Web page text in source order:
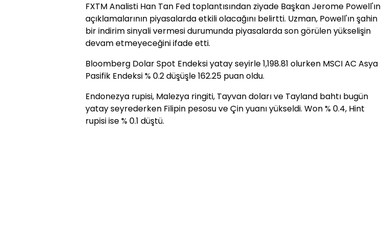
FXTM Analisti Han Tan Fed toplantısından ziyade Başkan Jerome Powell'ın
açıklamalarının piyasalarda etkili olacağını belirtti. Uzman, Powell'ın şahin
bir indirim sinyali vermesi durumunda piyasalarda son görülen yükselişin
devam etmeyeceğini ifade etti.
Bloomberg Dolar Spot Endeksi yatay seyirle 1,198.81 olurken MSCI AC Asya
Pasifik Endeksi % 0.2 düşüşle 162.25 puan oldu.
Endonezya rupisi, Malezya ringiti, Tayvan doları ve Tayland bahtı bugün
yatay seyrederken Filipin pesosu ve Çin yuanı yükseldi. Won % 0.4, Hint
rupisi ise % 0.1 düştü.